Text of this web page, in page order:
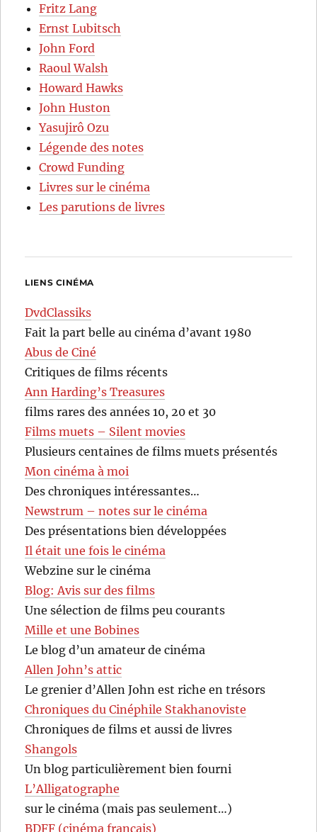
Fritz Lang
Ernst Lubitsch
John Ford
Raoul Walsh
Howard Hawks
John Huston
Yasujirô Ozu
Légende des notes
Crowd Funding
Livres sur le cinéma
Les parutions de livres
LIENS CINÉMA
DvdClassiks
Fait la part belle au cinéma d’avant 1980
Abus de Ciné
Critiques de films récents
Ann Harding’s Treasures
films rares des années 10, 20 et 30
Films muets – Silent movies
Plusieurs centaines de films muets présentés
Mon cinéma à moi
Des chroniques intéressantes…
Newstrum – notes sur le cinéma
Des présentations bien développées
Il était une fois le cinéma
Webzine sur le cinéma
Blog: Avis sur des films
Une sélection de films peu courants
Mille et une Bobines
Le blog d’un amateur de cinéma
Allen John’s attic
Le grenier d’Allen John est riche en trésors
Chroniques du Cinéphile Stakhanoviste
Chroniques de films et aussi de livres
Shangols
Un blog particulièrement bien fourni
L’Alligatographe
sur le cinéma (mais pas seulement…)
BDFF (cinéma français)